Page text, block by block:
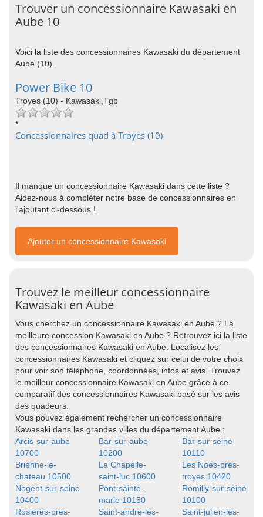
Trouver un concessionnaire Kawasaki en
Aube 10
Voici la liste des concessionnaires Kawasaki du département
Aube (10).
Power Bike 10
Troyes (10) - Kawasaki,Tgb
*
Concessionnaires quad à Troyes (10)
Il manque un concessionnaire Kawasaki dans cette liste ?
Aidez-nous à compléter notre base de concessionnaires en
l'ajoutant ci-dessous !
Ajouter un concessionnaire Kawasaki
Trouvez le meilleur concessionnaire
Kawasaki en Aube
Vous cherchez un concessionnaire Kawasaki en Aube ? La
meilleure concession Kawasaki en Aube ? Retrouvez ici la liste
des concessionnaires Kawasaki en Aube. Localisez les
concessionnaires Kawasaki et cliquez sur celui de votre choix
pour voir son téléphone, coordonnées, infos et avis. Trouvez
le meilleur concessionnaire Kawasaki en Aube grâce à ce
comparatif des concessionnaires Kawasaki basé sur les avis
des quadeurs.
Vous pouvez également rechercher un concessionnaire
Kawasaki dans les grandes villes du département Aube :
Arcis-sur-aube
10700
Bar-sur-aube
10200
Bar-sur-seine
10110
Brienne-le-
chateau 10500
La Chapelle-
saint-luc 10600
Les Noes-pres-
troyes 10420
Nogent-sur-seine
10400
Pont-sainte-
marie 10150
Romilly-sur-seine
10100
Rosieres-pres-
Saint-andre-les-
Saint-julien-les-